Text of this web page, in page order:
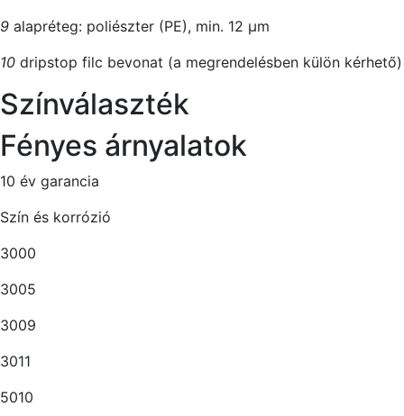
9 alapréteg: poliészter (PE), min. 12 μm
10 dripstop filc bevonat (a megrendelésben külön kérhető)
Színválaszték
Fényes árnyalatok
10 év garancia
Szín és korrózió
3000
3005
3009
3011
5010